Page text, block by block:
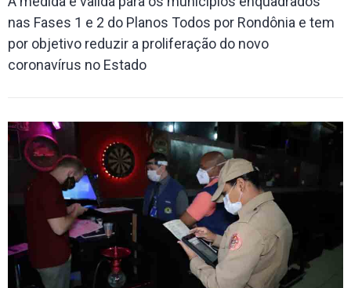
nas Fases 1 e 2 do Planos Todos por Rondônia e tem
por objetivo reduzir a proliferação do novo
coronavírus no Estado